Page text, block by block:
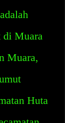
di Muara
Muara,
Huta